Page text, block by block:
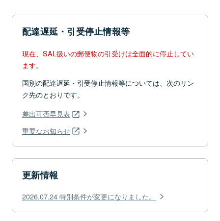
配達遅延・引受停止情報等
現在、SAL扱いの郵便物の引受けは全面的に停止してい
ます。
国別の配達遅延・引受停止情報等については、次のリン
ク先のとおりです。
差出可否早見表
重要なお知らせ
更新情報
2026.07.24 特別条件が変更になりました。